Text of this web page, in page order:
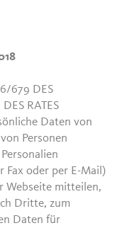
679 DES
RATES
Daten von
Personen
Fax oder per E-Mail)
Webseite mitteilen,
Dritte, zum
Daten für